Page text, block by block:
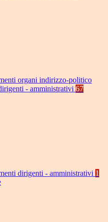
organi indirizzo-politico
- amministrativi 67
dirigenti - amministrativi 1